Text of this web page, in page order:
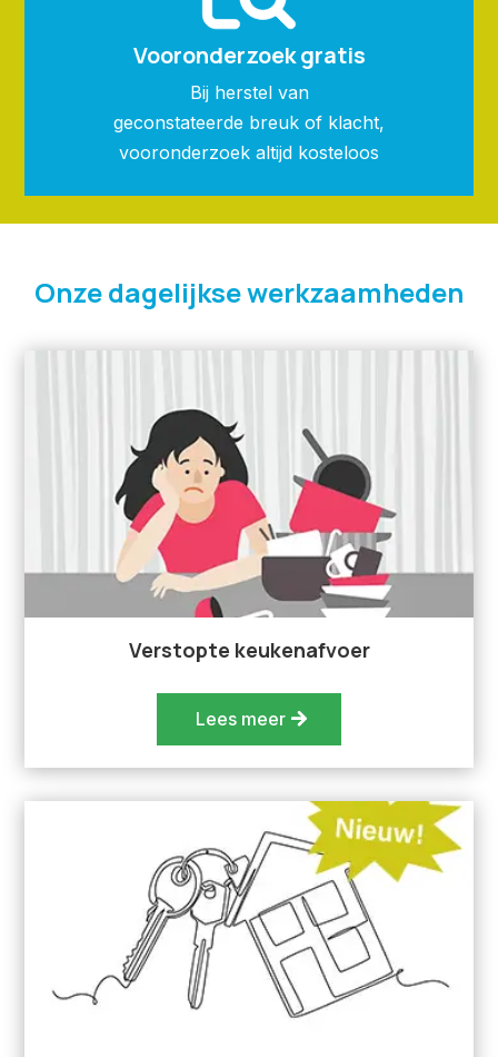
Vooronderzoek gratis
Bij herstel van
geconstateerde breuk of klacht,
vooronderzoek altijd kosteloos
Onze dagelijkse werkzaamheden
Verstopte keukenafvoer
Lees meer